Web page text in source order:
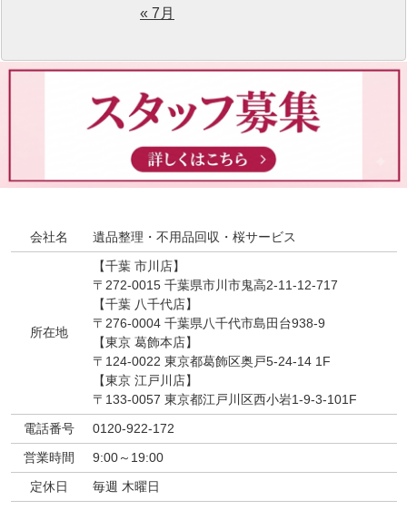
« 7月
会社名 遺品整理・不用品回収・桜サービス
所在地
【千葉 市川店】
〒272-0015 千葉県市川市鬼高2-11-12-717
【千葉 八千代店】
〒276-0004 千葉県八千代市島田台938-9
【東京 葛飾本店】
〒124-0022 東京都葛飾区奥戸5-24-14 1F
【東京 江戸川店】
〒133-0057 東京都江戸川区西小岩1-9-3-101F
電話番号
0120-922-172
営業時間
9:00～19:00
定休日
毎週 木曜日